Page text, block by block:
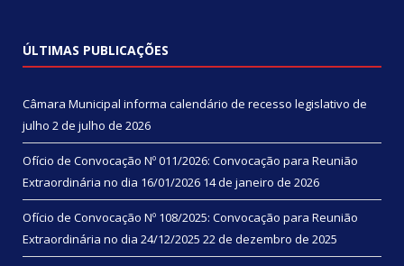
ÚLTIMAS PUBLICAÇÕES
Câmara Municipal informa calendário de recesso legislativo de
julho 2 de julho de 2026
Ofício de Convocação Nº 011/2026: Convocação para Reunião
Extraordinária no dia 16/01/2026 14 de janeiro de 2026
Ofício de Convocação Nº 108/2025: Convocação para Reunião
Extraordinária no dia 24/12/2025 22 de dezembro de 2025